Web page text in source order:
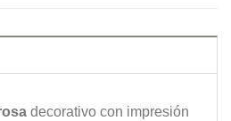
decorativo con impresión